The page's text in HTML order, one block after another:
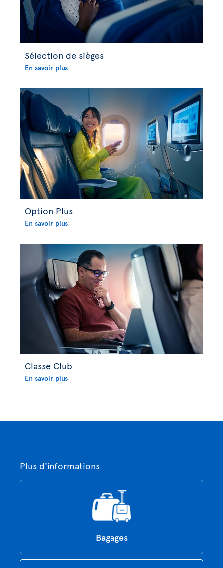
Sélection de sièges
En savoir plus
Option Plus
En savoir plus
Classe Club
En savoir plus
Plus d'informations
Bagages